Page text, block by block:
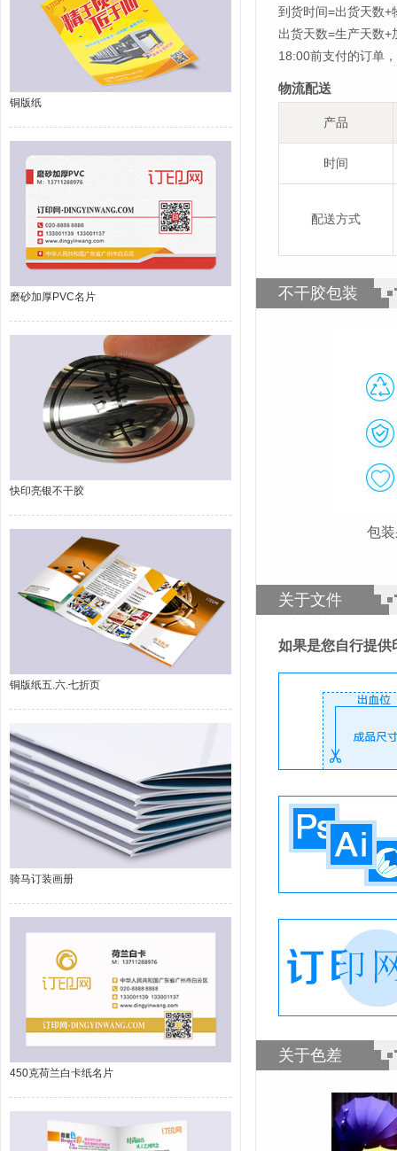
铜版纸
磨砂加厚PVC名片
快印亮银不干胶
铜版纸五.六.七折页
骑马订装画册
450克荷兰白卡纸名片
到货时间=出货天数+
出货天数=生产天数
18:00前支付的订单
物流配送
产品
时间
配送方式
不干胶包装
包
关于文件
如果是您自行提供
关于色差